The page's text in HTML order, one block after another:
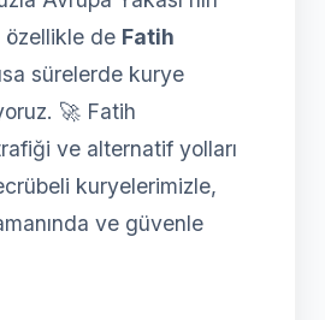
de Fatih
sürelerde kurye
🚀 Fatih
ve alternatif yolları
kuryelerimizle,
ve güvenle